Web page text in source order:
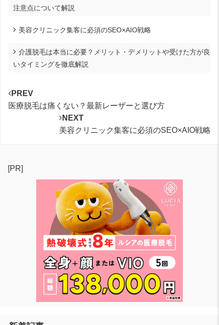
注意点について解説
美容クリニック集客に必須のSEO×AIO戦略
介護脱毛は本当に必要？メリット・デメリットや受けた方が良
いタイミングを徹底解説
PREV
医療脱毛は痛くない？最新レーザーと選び方
NEXT
美容クリニック集客に必須のSEO×AIO戦略
[PR]